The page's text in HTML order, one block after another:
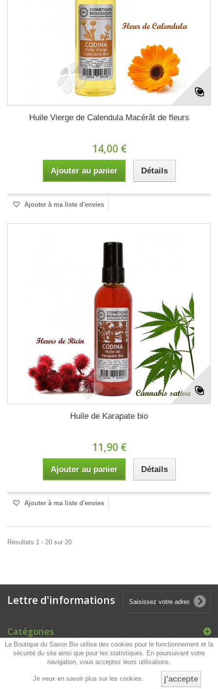
Huile Vierge de Calendula Macérât de fleurs
14,00 €
Ajouter au panier Détails
Ajouter à ma liste d'envies
Huile de Karapate bio
11,90 €
Ajouter au panier Détails
Ajouter à ma liste d'envies
Résultats 1 - 20 sur 20.
Lettre d'informations
Catégories
Informations
La Boutique du Savon Bio utilise des cookies pour le fonctionnement et la
sécurité du site ainsi que pour les statistiques. En poursuivant votre
navigation, vous acceptez leurs utilisations.
Je veux en savoir plus sur les cookies. j'accepte